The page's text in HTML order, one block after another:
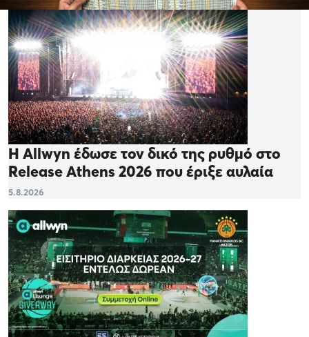
Η Allwyn έδωσε τον δικό της ρυθμό στο
Release Athens 2026 που έριξε αυλαία
5.8.2026